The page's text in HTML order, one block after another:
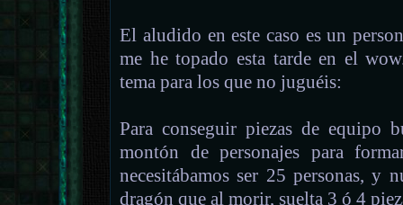
El aludido en este caso es un
me he topado esta tarde en el
tema para los que no juguéis:
Para conseguir piezas de equipo
montón de personajes para
necesitábamos ser 25 personas, y
dragón que al morir, suelta 3 ó 4